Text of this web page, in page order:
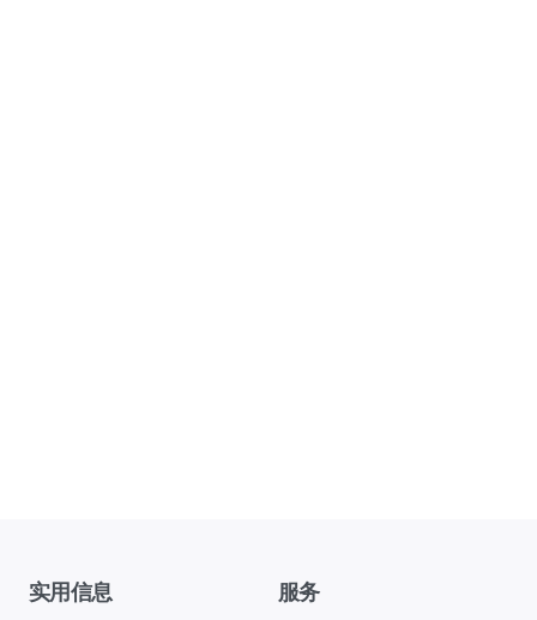
实用信息 服务